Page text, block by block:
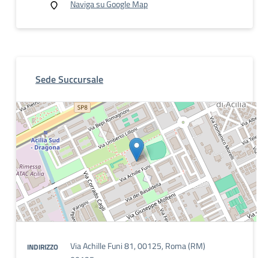
Naviga su Google Map
Sede Succursale
INDIRIZZO Via Achille Funi 81, 00125, Roma (RM)